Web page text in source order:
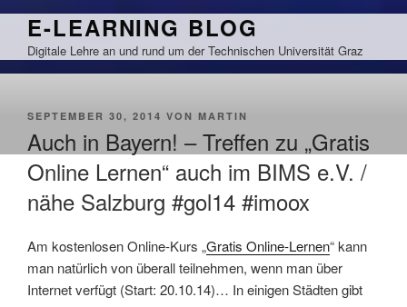
Zum
springen
E-LEARNING BLOG
Digitale Lehre an und rund um der Technischen Universität Graz
VERÖFFENTLICHT
SEPTEMBER 30, 2014 VON MARTIN
Auch in Bayern! – Treffen zu „Gratis
Online Lernen“ auch im BIMS e.V. /
nähe Salzburg #gol14 #imoox
Am kostenlosen Online-Kurs „Gratis Online-Lernen“ kann
man natürlich von überall teilnehmen, wenn man über
Internet verfügt (Start: 20.10.14)… In einigen Städten gibt